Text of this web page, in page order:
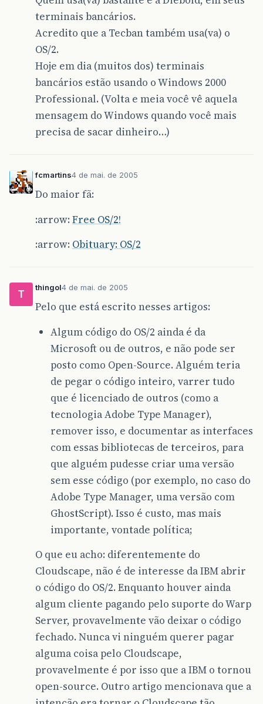
terminais bancários.
Acredito que a Tecban também usa(va) o
OS/2.
Hoje em dia (muitos dos) terminais
bancários estão usando o Windows 2000
Professional. (Volta e meia você vê aquela
mensagem do Windows quando você mais
precisa de sacar dinheiro…)
fcmartins4 de mai. de 2005
Do maior fã:
:arrow: Free OS/2!
:arrow: Obituary: OS/2
T
thingol4 de mai. de 2005
Pelo que está escrito nesses artigos:
Algum código do OS/2 ainda é da
Microsoft ou de outros, e não pode ser
posto como Open-Source. Alguém teria
de pegar o código inteiro, varrer tudo
que é licenciado de outros (como a
tecnologia Adobe Type Manager),
remover isso, e documentar as interfaces
com essas bibliotecas de terceiros, para
que alguém pudesse criar uma versão
sem esse código (por exemplo, no caso do
Adobe Type Manager, uma versão com
GhostScript). Isso é custo, mas mais
importante, vontade política;
O que eu acho: diferentemente do
Cloudscape, não é de interesse da IBM abrir
o código do OS/2. Enquanto houver ainda
algum cliente pagando pelo suporte do Warp
Server, provavelmente vão deixar o código
fechado. Nunca vi ninguém querer pagar
alguma coisa pelo Cloudscape,
provavelmente é por isso que a IBM o tornou
open-source. Outro artigo mencionava que a